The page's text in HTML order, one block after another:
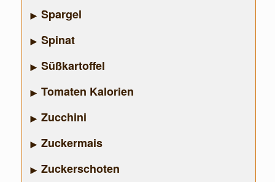
Spargel
Spinat
Süßkartoffel
Tomaten Kalorien
Zucchini
Zuckermais
Zuckerschoten